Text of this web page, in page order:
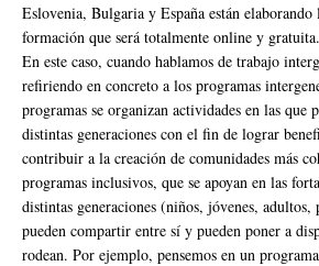
Eslovenia, Bulgaria y España están elaborando
formación que será totalmente online y gratuita.
En este caso, cuando hablamos de trabajo
refiriendo en concreto a los programas
programas se organizan actividades en las que
distintas generaciones con el fin de lograr
contribuir a la creación de comunidades más
programas inclusivos, que se apoyan en las
distintas generaciones (niños, jóvenes,
pueden compartir entre sí y pueden poner a
rodean. Por ejemplo, pensemos en un